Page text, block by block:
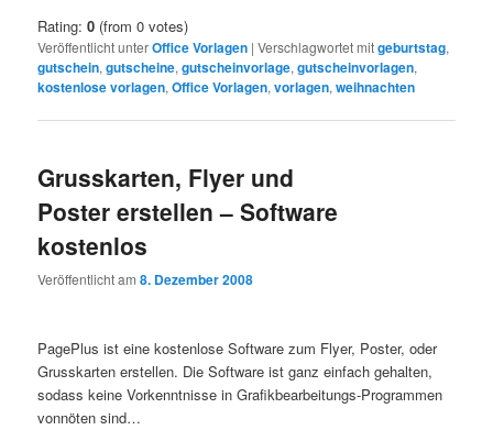
Rating:0 (from 0 votes)
Veröffentlicht unterOffice Vorlagen |Verschlagwortet mitgeburtstag,
gutschein,gutscheine,gutscheinvorlage,gutscheinvorlagen,
kostenlose vorlagen,Office Vorlagen,vorlagen,weihnachten
Grusskarten, Flyer und
Poster erstellen – Software
kostenlos
Veröffentlicht am8. Dezember 2008
PagePlus ist eine kostenlose Software zum Flyer, Poster, oder
Grusskarten erstellen. Die Software ist ganz einfach gehalten,
sodass keine Vorkenntnisse in Grafikbearbeitungs-Programmen
vonnöten sind…